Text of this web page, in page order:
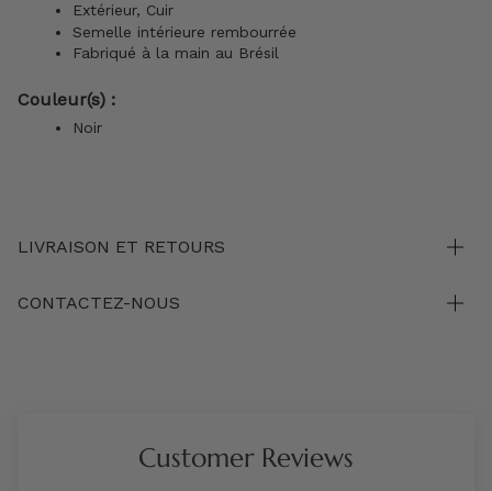
Extérieur, Cuir
Semelle intérieure rembourrée
Fabriqué à la main au Brésil
Couleur(s) :
Noir
LIVRAISON ET RETOURS
CONTACTEZ-NOUS
Customer Reviews